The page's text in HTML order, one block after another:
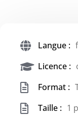
Langue :
Licence :
Format :
Taille : 1